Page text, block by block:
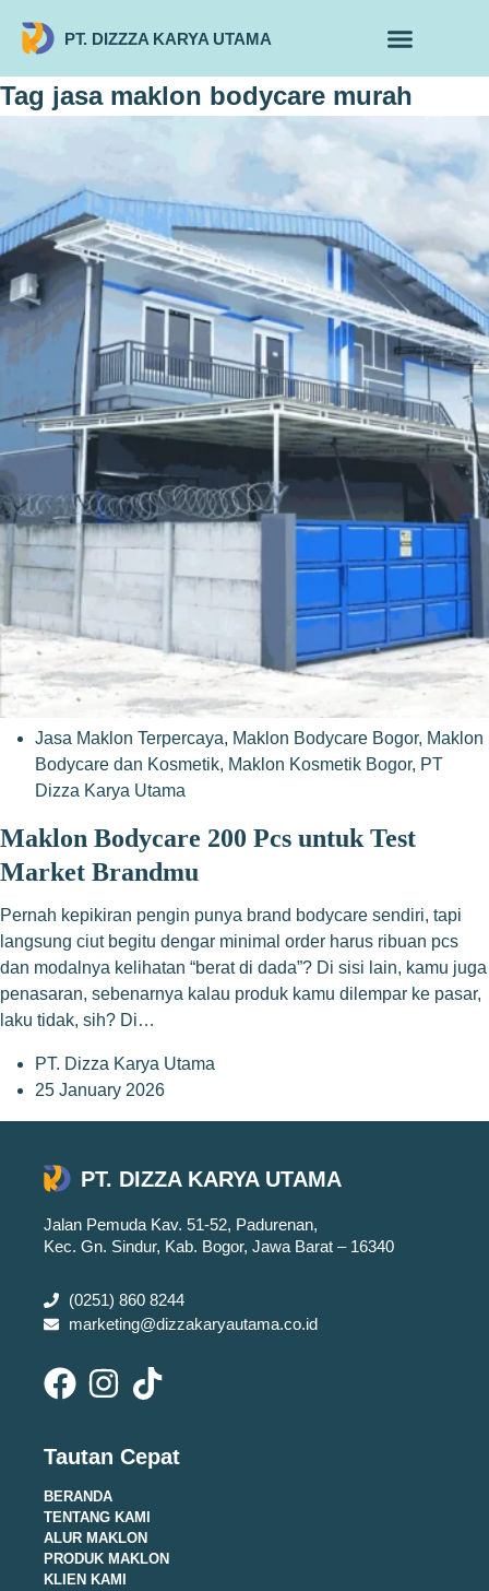
PT. DIZZZA KARYA UTAMA
Tag jasa maklon bodycare murah
Jasa Maklon Terpercaya, Maklon Bodycare Bogor, Maklon
Bodycare dan Kosmetik, Maklon Kosmetik Bogor, PT
Dizza Karya Utama
Maklon Bodycare 200 Pcs untuk Test
Market Brandmu
Pernah kepikiran pengin punya brand bodycare sendiri, tapi
langsung ciut begitu dengar minimal order harus ribuan pcs
dan modalnya kelihatan “berat di dada”? Di sisi lain, kamu juga
penasaran, sebenarnya kalau produk kamu dilempar ke pasar,
laku tidak, sih? Di…
PT. Dizza Karya Utama
25 January 2026
PT. DIZZA KARYA UTAMA
Jalan Pemuda Kav. 51-52, Padurenan,
Kec. Gn. Sindur, Kab. Bogor, Jawa Barat – 16340
(0251) 860 8244
marketing@dizzakaryautama.co.id
Tautan Cepat
BERANDA
TENTANG KAMI
ALUR MAKLON
PRODUK MAKLON
KLIEN KAMI